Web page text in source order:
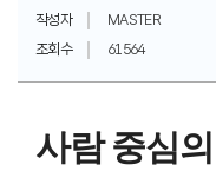
작성자 MASTER
조회수
61564
사람 중심